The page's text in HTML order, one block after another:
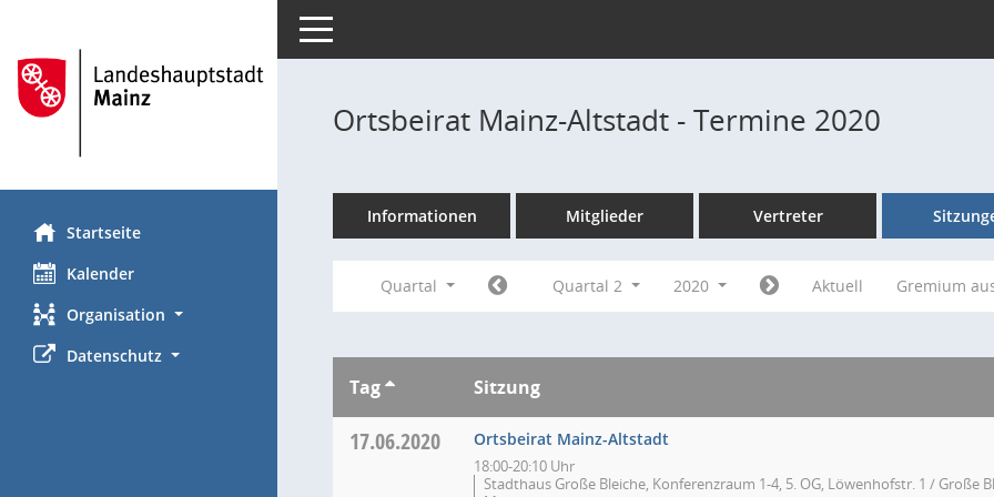
Startseite
Kalender
Organisation
Datenschutz
Toggle navigation
Ortsbeirat Mainz-Altstadt - Termine 2020
Informationen Mitglieder Vertreter
Quartal Quartal 2 2020 Aktuell Gremium
Tag Sitzung
17.06.2020 Ortsbeirat Mainz-Altstadt
18:00-20:10 Uhr
Stadthaus Große Bleiche, Konferenzraum 1-4, 5. OG, Löwenhofstr. 1 / Große